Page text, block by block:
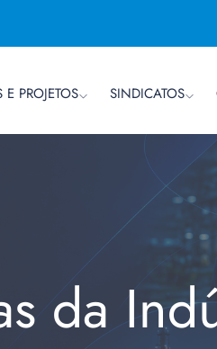
E PROJETOS SINDICATOS
da